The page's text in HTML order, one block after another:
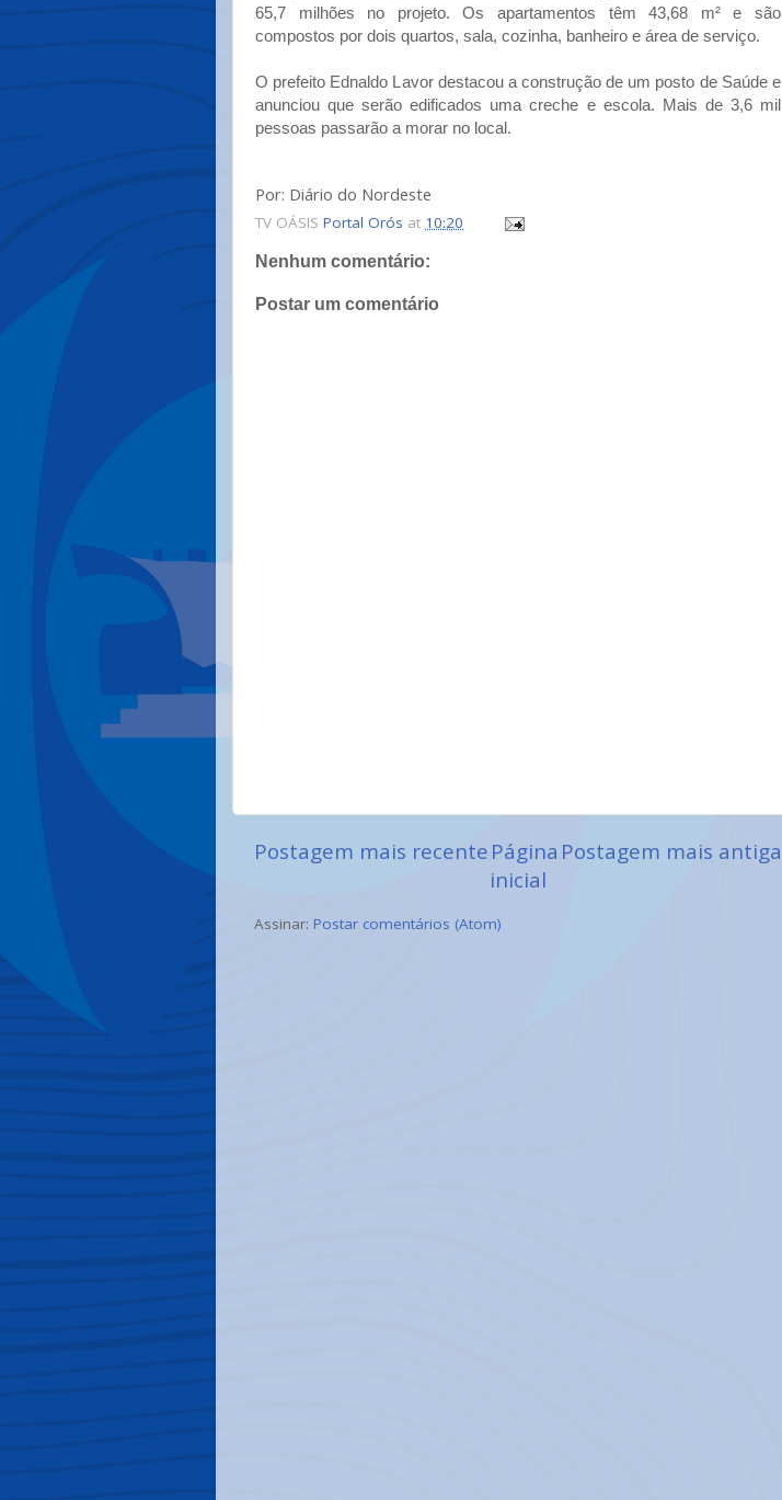
65,7 milhões no projeto. Os apartamentos têm 43,68 m² e são
compostos por dois quartos, sala, cozinha, banheiro e área de serviço.
O prefeito Ednaldo Lavor destacou a construção de um posto de Saúde e
anunciou que serão edificados uma creche e escola. Mais de 3,6 mil
pessoas passarão a morar no local.
Por: Diário do Nordeste
TV OÁSIS Portal Orós at 10:20
Nenhum comentário:
Postar um comentário
Postagem mais recente Postagem mais antiga
Página
inicial
Assinar: Postar comentários (Atom)